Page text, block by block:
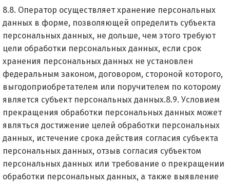
8.8. Оператор осуществляет хранение персональных
данных в форме, позволяющей определить субъекта
персональных данных, не дольше, чем этого требуют
цели обработки персональных данных, если срок
хранения персональных данных не установлен
федеральным законом, договором, стороной которого,
выгодоприобретателем или поручителем по которому
является субъект персональных данных.8.9. Условием
прекращения обработки персональных данных может
являться достижение целей обработки персональных
данных, истечение срока действия согласия субъекта
персональных данных, отзыв согласия субъектом
персональных данных или требование о прекращении
обработки персональных данных, а также выявление